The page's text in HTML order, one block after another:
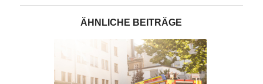
ÄHNLICHE BEITRÄGE